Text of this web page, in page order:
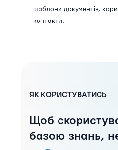
шаблони документів,
контакти.
ЯК КОРИСТУВАТИСЬ
Щоб
базою знань,